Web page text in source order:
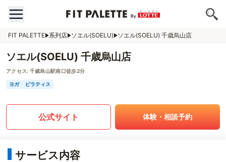
FIT PALETTE 系列店 ソエル(SOELU) ソエル(SOELU) 千歳烏山店
ソエル(SOELU) 千歳烏山店
アクセス: 千歳烏山駅南口徒歩2分
ヨガ ピラティス
公式サイト 体験・相談予約
サービス内容